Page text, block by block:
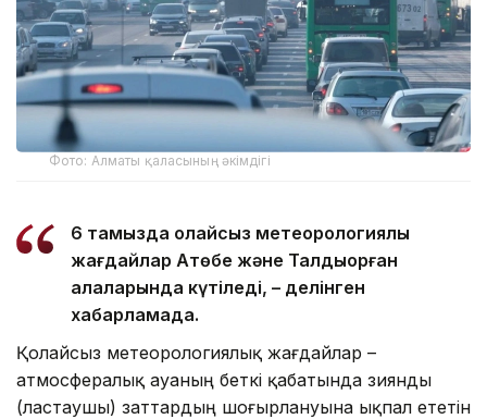
Фото: Алматы қаласының әкімдігі
6 тамызда қолайсыз метеорологиялық
жағдайлар Ақтөбе және Талдықорған
қалаларында күтіледі, – делінген
хабарламада.
Қолайсыз метеорологиялық жағдайлар –
атмосфералық ауаның беткі қабатында зиянды
(ластаушы) заттардың шоғырлануына ықпал ететін